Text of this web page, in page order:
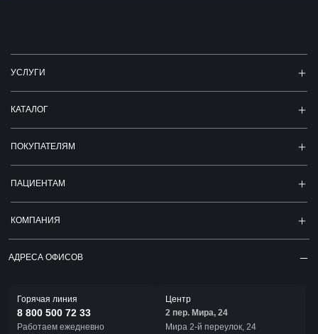
УСЛУГИ
КАТАЛОГ
ПОКУПАТЕЛЯМ
ПАЦИЕНТАМ
КОМПАНИЯ
АДРЕСА ОФИСОВ
Горячая линия
8 800 500 72 33
Работаем ежедневно
Центр
2 пер. Мира, 24
Мира 2-й переулок, 24